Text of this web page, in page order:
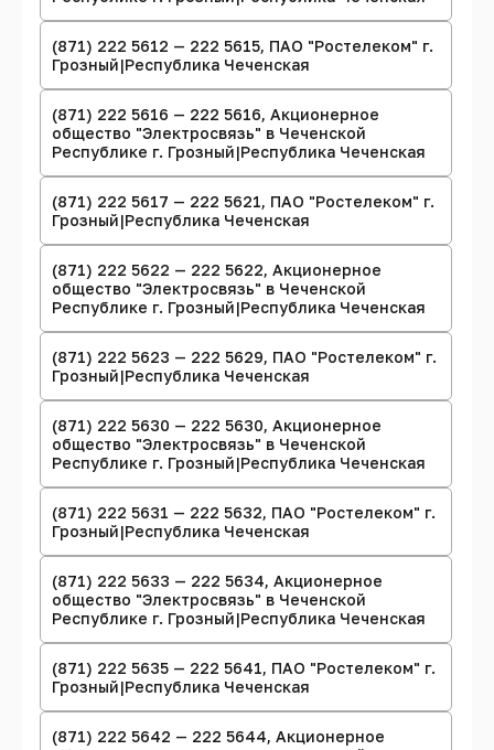
(871) 222 5612 — 222 5615, ПАО "Ростелеком" г.
Грозный|Республика Чеченская
(871) 222 5616 — 222 5616, Акционерное
общество "Электросвязь" в Чеченской
Республике г. Грозный|Республика Чеченская
(871) 222 5617 — 222 5621, ПАО "Ростелеком" г.
Грозный|Республика Чеченская
(871) 222 5622 — 222 5622, Акционерное
общество "Электросвязь" в Чеченской
Республике г. Грозный|Республика Чеченская
(871) 222 5623 — 222 5629, ПАО "Ростелеком" г.
Грозный|Республика Чеченская
(871) 222 5630 — 222 5630, Акционерное
общество "Электросвязь" в Чеченской
Республике г. Грозный|Республика Чеченская
(871) 222 5631 — 222 5632, ПАО "Ростелеком" г.
Грозный|Республика Чеченская
(871) 222 5633 — 222 5634, Акционерное
общество "Электросвязь" в Чеченской
Республике г. Грозный|Республика Чеченская
(871) 222 5635 — 222 5641, ПАО "Ростелеком" г.
Грозный|Республика Чеченская
(871) 222 5642 — 222 5644, Акционерное